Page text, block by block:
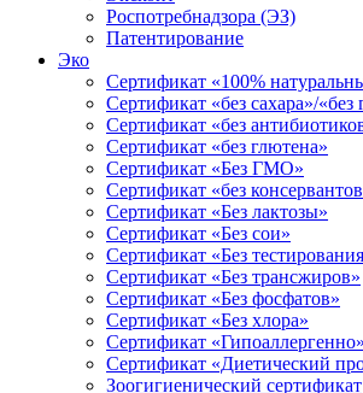
Роспотребнадзора (ЭЗ)
Патентирование
Эко
Сертификат «100%
Сертификат «без сахара»/«без
Сертификат «без
Сертификат «без глютена»
Сертификат «Без ГМО»
Сертификат «без
Сертификат «Без лактозы»
Сертификат «Без сои»
Сертификат «Без
Сертификат «Без трансжиров»
Сертификат «Без фосфатов»
Сертификат «Без хлора»
Сертификат «Гипоаллергенно»
Сертификат «Диетический
Зоогигиенический сертификат